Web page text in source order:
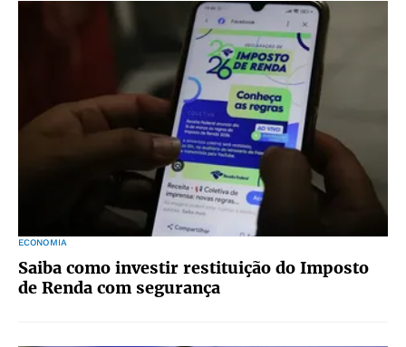
ECONOMIA
Saiba como investir restituição do Imposto
de Renda com segurança